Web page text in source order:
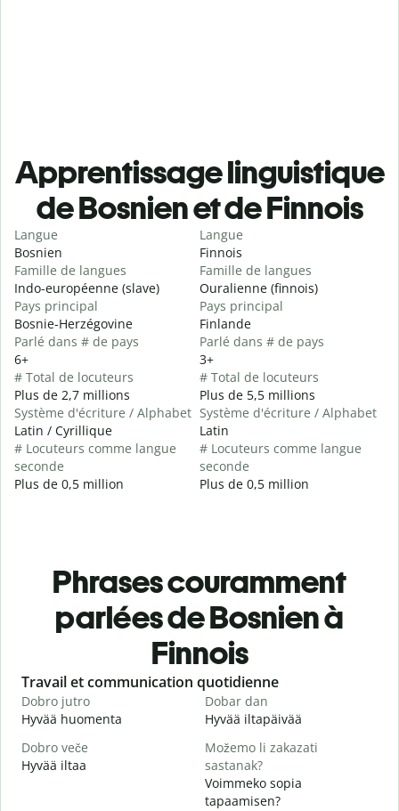
Apprentissage linguistique
de Bosnien et de Finnois
Langue
Bosnien
Famille de langues
Indo-européenne (slave)
Pays principal
Bosnie-Herzégovine
Parlé dans # de pays
6+
# Total de locuteurs
Plus de 2,7 millions
Système d'écriture / Alphabet
Latin / Cyrillique
# Locuteurs comme langue
seconde
Plus de 0,5 million
Langue
Finnois
Famille de langues
Ouralienne (finnois)
Pays principal
Finlande
Parlé dans # de pays
3+
# Total de locuteurs
Plus de 5,5 millions
Système d'écriture / Alphabet
Latin
# Locuteurs comme langue
seconde
Plus de 0,5 million
Phrases couramment
parlées de Bosnien à
Finnois
Slide 1 of 6
Travail et communication quotidienne
Dobro jutro
Hyvää huomenta
Dobar dan
Hyvää iltapäivää
Dobro veče
Hyvää iltaa
Možemo li zakazati
sastanak?
Voimmeko sopia
tapaamisen?